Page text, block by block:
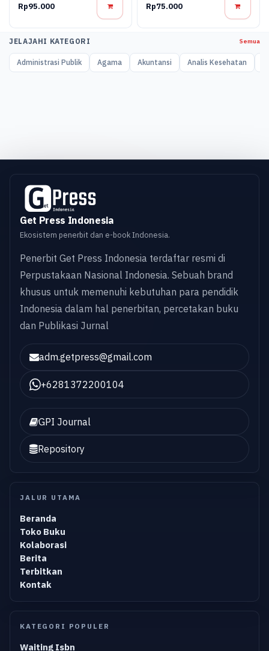
Rp95.000 Rp75.000
JELAJAHI KATEGORI Semua
Administrasi Publik Agama Akuntansi Analis Kesehatan
Get Press Indonesia
Ekosistem penerbit dan e-book Indonesia.
Penerbit Get Press Indonesia terdaftar resmi di
Perpustakaan Nasional Indonesia. Sebuah brand
khusus untuk memenuhi kebutuhan para pendidik
Indonesia dalam hal penerbitan, percetakan buku
dan Publikasi Jurnal
adm.getpress@gmail.com
+6281372200104
GPI Journal
Repository
JALUR UTAMA
Beranda
Toko Buku
Kolaborasi
Berita
Terbitkan
Kontak
KATEGORI POPULER
Waiting Isbn